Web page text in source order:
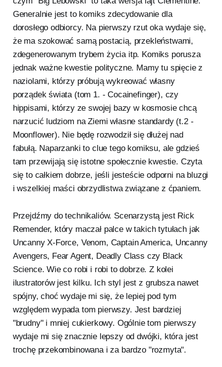
Generalnie jest to komiks zdecydowanie dla
dorosłego odbiorcy. Na pierwszy rzut oka wydaje się,
że ma szokować samą postacią, przekleństwami,
zdegenerowanym trybem życia itp. Komiks porusza
jednak ważne kwestie polityczne. Mamy tu spięcie z
naziolami, którzy próbują wykreować własny
porządek świata (tom 1. - Cocainefinger), czy
hippisami, którzy ze swojej bazy w kosmosie chcą
narzucić ludziom na Ziemi własne standardy (t.2 -
Moonflower). Nie będę rozwodził się dłużej nad
fabułą. Naparzanki to clue tego komiksu, ale gdzieś
tam przewijają się istotne społecznie kwestie. Czyta
się to całkiem dobrze, jeśli jesteście odporni na bluzgi
i wszelkiej maści obrzydlistwa związane z ćpaniem.
Przejdźmy do technikaliów. Scenarzystą jest Rick
Remender, który maczał palce w takich tytułach jak
Uncanny X-Force, Venom, Captain America, Uncanny
Avengers, Fear Agent, Deadly Class czy Black
Science. Wie co robi i robi to dobrze. Z kolei
ilustratorów jest kilku. Ich styl jest z grubsza nawet
spójny, choć wydaje mi się, że lepiej pod tym
względem wypada tom pierwszy. Jest bardziej
"brudny" i mniej cukierkowy. Ogólnie tom pierwszy
wydaje mi się znacznie lepszy od dwójki, która jest
trochę przekombinowana i za bardzo "rozmyta".